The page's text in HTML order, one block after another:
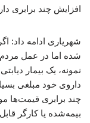
افزایش چند برابری
شهریاری ادامه داد:
شده اما در عمل
نمونه، یک بیمار
داروی خود مبلغی
چند برابری قیمت‌ها
بیمه‌شده یا کارگر